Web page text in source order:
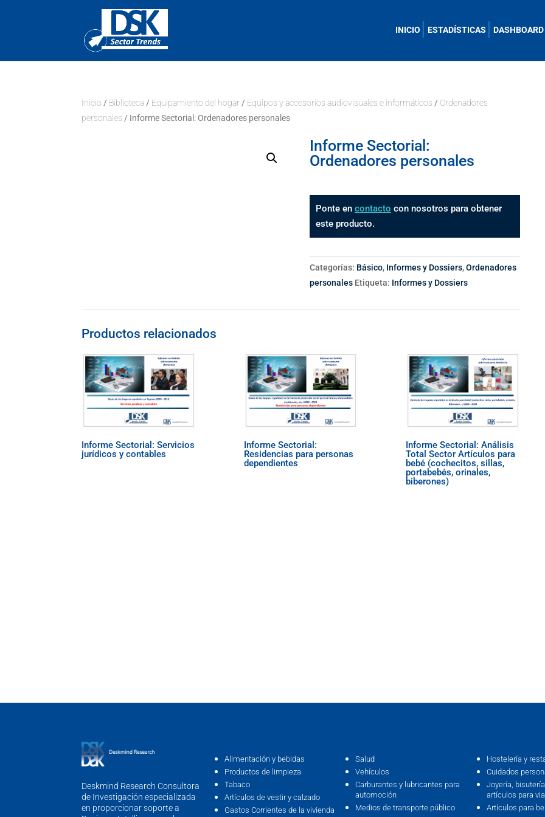
INICIO ESTADÍSTICAS DASHBOARD
Inicio / Biblioteca / Equipamiento del hogar / Equipos y accesorios audiovisuales e informáticos / Ordenadores
personales / Informe Sectorial: Ordenadores personales
Informe Sectorial:
Ordenadores personales
Ponte encontacto con nosotros para obtener
este producto.
Categorías: Básico, Informes y Dossiers,Ordenadores
personales Etiqueta: Informes y Dossiers
Productos relacionados
Informe Sectorial: Servicios
jurídicos y contables
Informe Sectorial:
Residencias para personas
dependientes
Informe Sectorial: Análisis
Total Sector Artículos para
bebé (cochecitos, sillas,
portabebés, orinales,
biberones)
Deskmind Research Consultora
de Investigación especializada
en proporcionar soporte a
Alimentación y bebidas
Productos de limpieza
Tabaco
Artículos de vestir y calzado
Gastos Corrientes de la vivienda
Salud
Vehículos
Carburantes y lubricantes para
automoción
Medios de transporte público
Hostelería y
Cuidados
Joyería,
artículos para
Artículos para